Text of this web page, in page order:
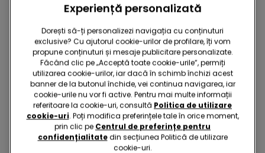
-50%
1 Culoare
Sutien de Baie Push-up
Căptușit Dreamy Texture
79,90 RON 39,90 RON-50%
-50%
1 Culoare
Slip de Baie Brazilian
Șnururi Dreamy Texture
59,90 RON
29,90 RON-50%
Experiență personalizată
Dorești să-ți personalizezi navigația cu conținuturi
exclusive? Cu ajutorul cookie-urilor de profilare, îți vom
propune conținuturi și mesaje publicitare personalizate.
Făcând clic pe „Acceptă toate cookie-urile”, permiți
utilizarea cookie-urilor, iar dacă în schimb închizi acest
banner de la butonul închide, vei continua navigarea, iar
cookie-urile nu vor fi active. Pentru mai multe informații
referitoare la cookie-uri, consultă Politica de utilizare
cookie-uri. Poți modifica preferințele tale în orice moment,
prin clic pe Centrul de preferințe pentru
confidențialitatedin secțiunea Politică de utilizare
cookie-uri.